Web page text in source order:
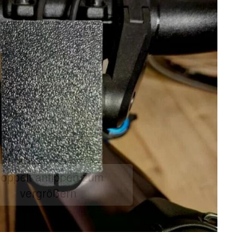
antippen zum
vergrößern